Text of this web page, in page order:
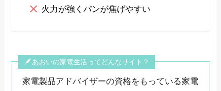
火力が強くパンが焦げやすい
あおいの家電生活ってどんなサイト？
家電製品アドバイザーの資格をもっている家電